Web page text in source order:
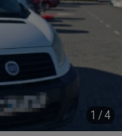
1 /4